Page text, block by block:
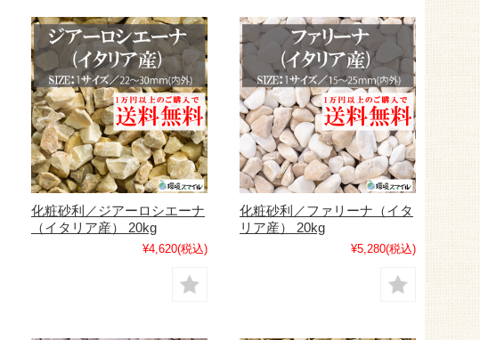
化粧砂利／ジアーロシエーナ
（イタリア産） 20kg
¥4,620(税込)
化粧砂利／ファリーナ（イタ
リア産） 20kg
¥5,280(税込)